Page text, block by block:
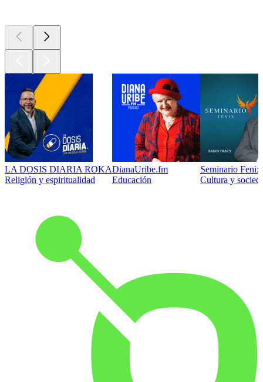
LA DOSIS DIARIA ROKA
Religión y espiritualidad
DianaUribe.fm
Educación
Seminario
Cultura y